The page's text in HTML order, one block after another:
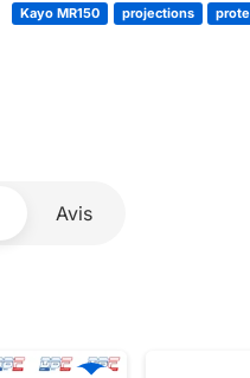
Kayo MR150
projections
Avis